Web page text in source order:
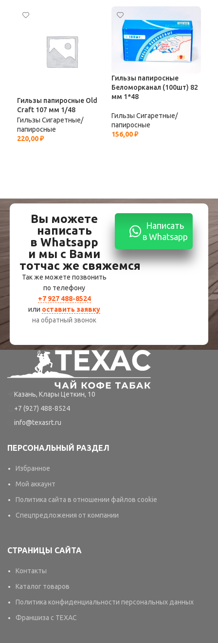
Гильзы папиросные Old
Craft 107 мм 1/48
Гильзы Сигаретные/
папиросные
220,00₽
Гильзы папиросные
Беломорканал (100шт) 82
мм 1*48
Гильзы Сигаретные/
папиросные
156,00₽
Вы можете
написать
в Whatsapp
и мы с Вами
тотчас же свяжемся
Так же можете позвонить
по телефону
+7 927 488-8524
или оставить заявку
на обратный звонок
Написать
в Whatsapp
Казань, Клары Цеткин, 10
+7 (927) 488-8524
info@texasrt.ru
ПЕРСОНАЛЬНЫЙ РАЗДЕЛ
Избранное
Мой аккаунт
Политика сайта в отношении файлов cookie
Спецпредложения от компании
СТРАНИЦЫ САЙТА
Контакты
Каталог товаров
Политика конфиденциальности персональных данных
Франшиза с TEXAC